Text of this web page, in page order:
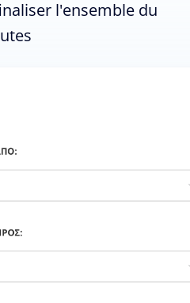
l'ensemble du